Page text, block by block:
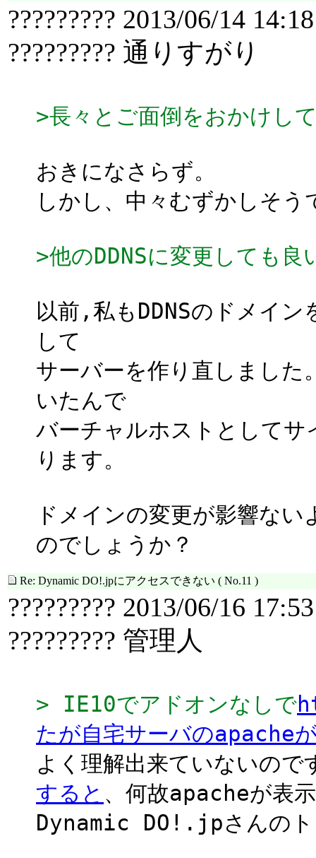
????????? 2013/06/14 14:18
????????? 通りすがり
>長々とご面倒をおかけし
おきになさらず。
しかし、中々むずかしそう
>他のDDNSに変更しても
以前,私もDDNSのドメイ
して
サーバーを作り直しました
いたんで
バーチャルホストとして
ります。
ドメインの変更が影響な
のでしょうか？
Re: Dynamic DO!.jpにアクセスできない ( No.11 )
????????? 2013/06/16 17:53
????????? 管理人
> IE10でアドオンなしで
たが自宅サーバのapache
よく理解出来ていないので
すると 、何故apacheが表
Dynamic DO!.jpさんのト